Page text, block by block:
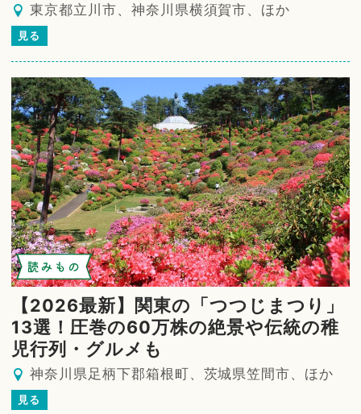
東京都立川市、神奈川県横須賀市、ほか
見る
読みもの
【2026最新】関東の「つつじまつり」
13選！圧巻の60万株の絶景や伝統の稚
児行列・グルメも
神奈川県足柄下郡箱根町、茨城県笠間市、ほか
見る